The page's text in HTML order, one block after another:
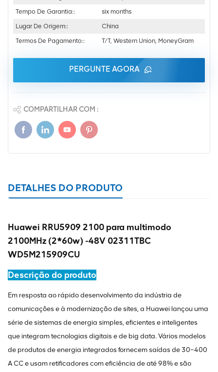
Tempo De Garantia::
six months
Lugar De Origem::
China
Termos De Pagamento::
T/T, Western Union, MoneyGram
PERGUNTE AGORA
COMPARTILHAR COM :
DETALHES DO PRODUTO
Huawei RRU5909 2100 para multimodo
2100MHz (2*60w) -48V 02311TBC
WD5M215909CU
Descrição do produto
Em resposta ao rápido desenvolvimento da indústria de
comunicações e à modernização de sites, a Huawei lançou uma
série de sistemas de energia simples, eficientes e inteligentes
que integram tecnologias digitais e de big data. Vários modelos
de produtos de energia integrados fornecem saídas de 30–400
A CC e usam retificadores com eficiência de até 98% e são